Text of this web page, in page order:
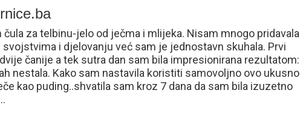
čula za telbinu-jelo od ječma i mlijeka. Nisam mnogo pridavala
i djelovanju već sam je jednostavn skuhala. Prvi
čanije a tek sutra dan sam bila impresionirana rezultatom:
nestala. Kako sam nastavila koristiti samovoljno ovo ukusno
kao puding..shvatila sam kroz 7 dana da sam bila izuzetno